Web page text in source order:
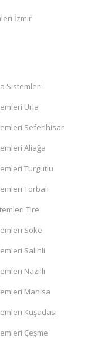
İzmir
Sistemleri
Urla
Seferihisar
Aliağa
Turgutlu
Torbalı
Tire
Söke
Salihli
Nazilli
Manisa
Kuşadası
Çeşme